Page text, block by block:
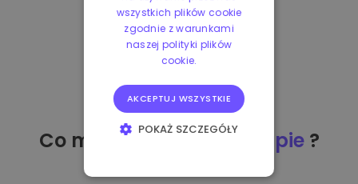
Co mogę zrobićpo zakupie?
wszystkich plików cookie
zgodnie z warunkami
naszej polityki plików
cookie.
AKCEPTUJ WSZYSTKIE
POKAŻ SZCZEGÓŁY